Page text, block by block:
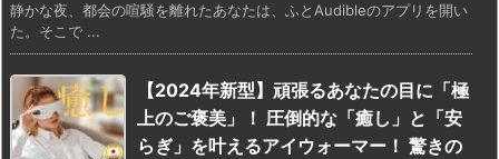
静かな夜、都会の喧騒を離れたあなたは、ふとAudibleのアプリを開い
た。そこで ...
【2024年新型】頑張るあなたの目に「極
上のご褒美」！ 圧倒的な「癒し」と「安
らぎ」を叶えるアイウォーマー！ 驚きの